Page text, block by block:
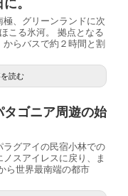
。
、グリーンランドに次
こる氷河。 拠点となる
らバスで約２時間と割
読む
タゴニア周遊の始
グアイの民宿小林での
スアイレスに戻り、ま
ら世界最南端の都市